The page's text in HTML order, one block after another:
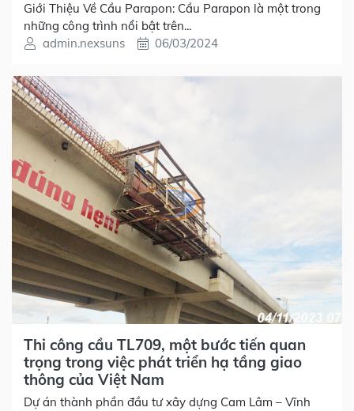
Giới Thiệu Về Cầu Parapon: Cầu Parapon là một trong
những công trình nổi bật trên...
admin.nexsuns
06/03/2024
Thi công cầu TL709, một bước tiến quan
trọng trong việc phát triển hạ tầng giao
thông của Việt Nam
Dự án thành phần đầu tư xây dựng Cam Lâm – Vĩnh